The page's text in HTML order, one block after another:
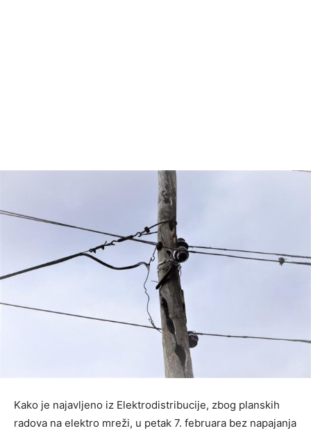
Kako je najavljeno iz Elektrodistribucije, zbog planskih
radova na elektro mreži, u petak 7. februara bez napajanja